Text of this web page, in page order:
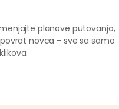
planove putovanja,
novca - sve sa samo